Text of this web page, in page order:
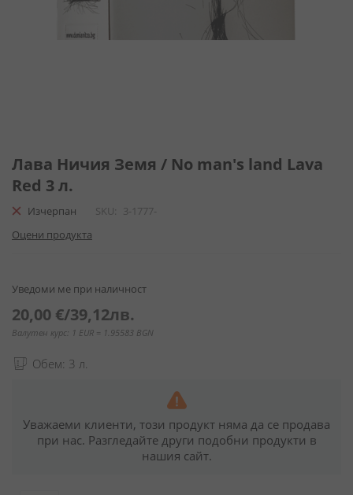
към
началото
на
галерия
снимки
Лава Ничия Земя / No man's land Lava
Red 3 л.
Изчерпан SKU
3-1777-
Оцени продукта
Уведоми ме при наличност
20,00 €/39,12лв.
Валутен курс: 1 EUR = 1.95583 BGN
Обем: 3 л.
Уважаеми клиенти, този продукт няма да се продава
при нас. Разгледайте други подобни продукти в
нашия сайт.